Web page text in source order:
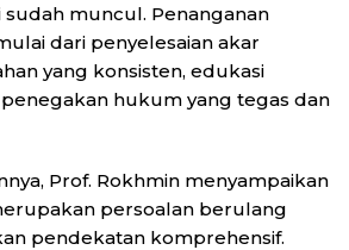
muncul. Penanganan
dari penyelesaian akar
yang konsisten, edukasi
hukum yang tegas dan
Prof. Rokhmin menyampaikan
persoalan berulang
pendekatan komprehensif.